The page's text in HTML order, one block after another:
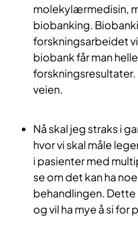
molekylærmedisin,
biobanking.
forskningsarbeidet
biobank får man
forskningsresultater.
veien.
Nå skal jeg straks i
hvor vi skal måle
i pasienter med
se om det kan ha
behandlingen.
og vil ha mye å si for